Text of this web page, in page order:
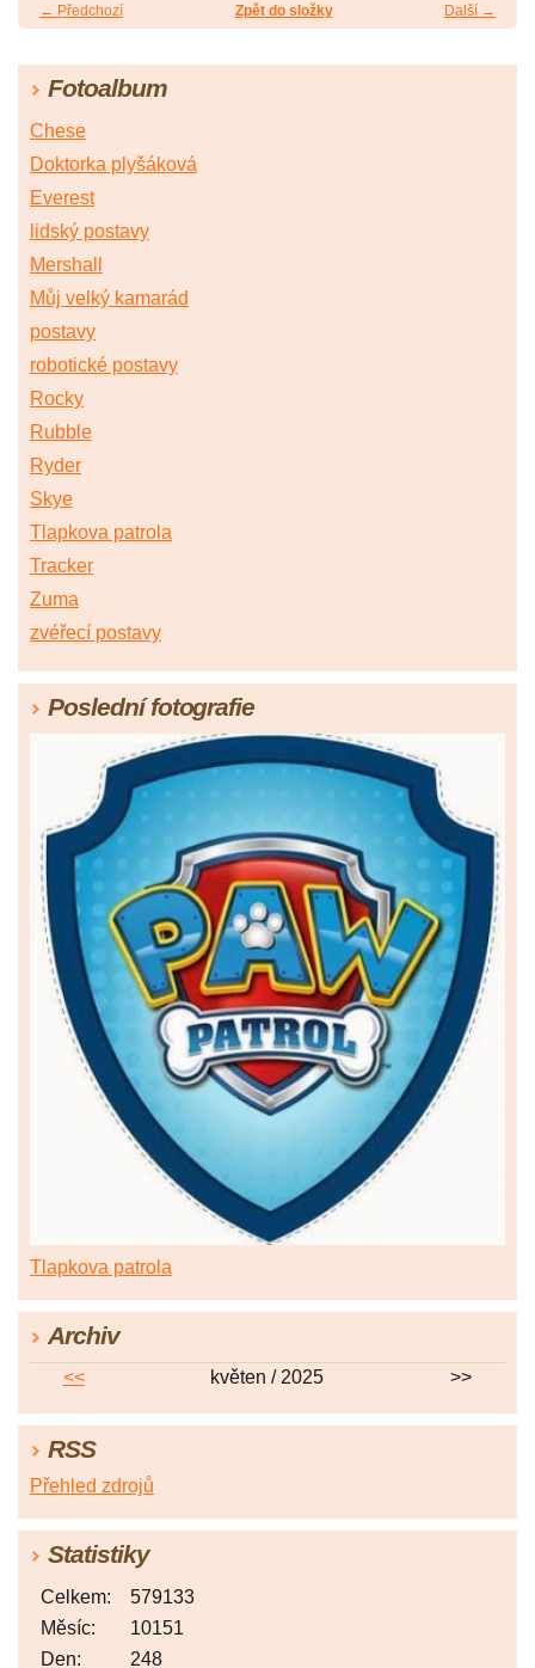
← Předchozí Další →
Zpět do složky
Fotoalbum
Chese
Doktorka plyšáková
Everest
lidský postavy
Mershall
Můj velký kamarád
postavy
robotické postavy
Rocky
Rubble
Ryder
Skye
Tlapkova patrola
Tracker
Zuma
zvéřecí postavy
Poslední fotografie
Tlapkova patrola
Archiv
<< květen / 2025 >>
RSS
Přehled zdrojů
Statistiky
Celkem:
579133
Měsíc:
10151
Den:
248